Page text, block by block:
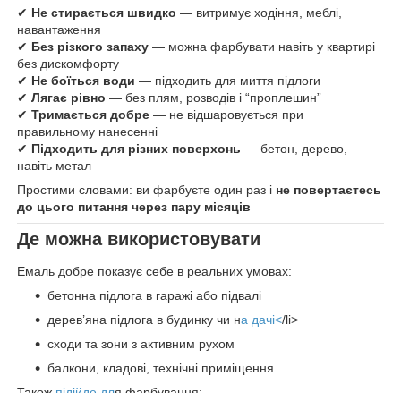
✔ Не стирається швидко — витримує ходіння, меблі,
навантаження
✔ Без різкого запаху — можна фарбувати навіть у квартирі
без дискомфорту
✔ Не боїться води — підходить для миття підлоги
✔ Лягає рівно — без плям, розводів і “проплешин”
✔ Тримається добре — не відшаровується при
правильному нанесенні
✔ Підходить для різних поверхонь — бетон, дерево,
навіть метал
Простими словами: ви фарбуєте один раз і не повертаєтесь
до цього питання через пару місяців
Де можна використовувати
Емаль добре показує себе в реальних умовах:
бетонна підлога в гаражі або підвалі
дерев’яна підлога в будинку чи на дачі</li>
сходи та зони з активним рухом
балкони, кладові, технічні приміщення